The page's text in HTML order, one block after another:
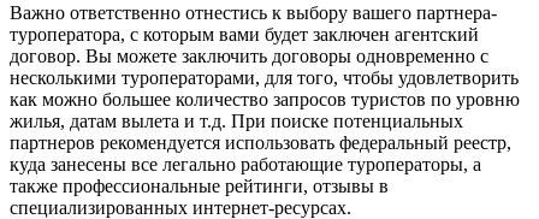
Важно ответственно отнестись к выбору вашего партнера-
туроператора, с которым вами будет заключен агентский
договор. Вы можете заключить договоры одновременно с
несколькими туроператорами, для того, чтобы удовлетворить
как можно большее количество запросов туристов по уровню
жилья, датам вылета и т.д. При поиске потенциальных
партнеров рекомендуется использовать федеральный реестр,
куда занесены все легально работающие туроператоры, а
также профессиональные рейтинги, отзывы в
специализированных интернет-ресурсах.